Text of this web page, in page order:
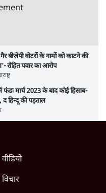
गैर बीजेपी वोटरों के नामों को काटने की
रोहित पवार का आरोप
फंडः मार्च 2023 के बाद कोई हिसाब-
वीडियो